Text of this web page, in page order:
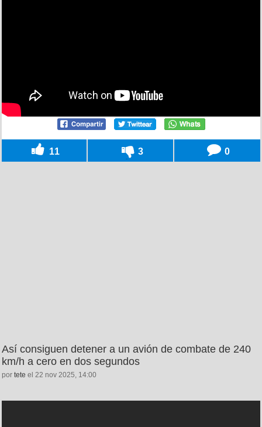
11 3 0
Así consiguen detener a un avión de combate de 240
km/h a cero en dos segundos
por tete el 22 nov 2025, 14:00